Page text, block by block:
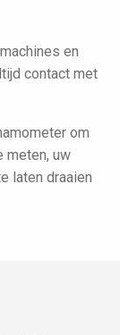
en
contact met
om
meten, uw
laten draaien